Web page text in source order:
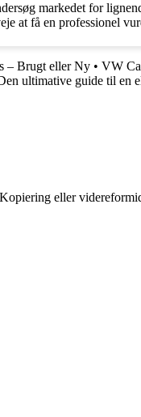
markedet for
at få en professionel
– Brugt eller Ny • VW
ultimative guide til en
eller